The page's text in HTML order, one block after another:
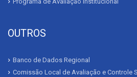
OUTROS
Banco de Dados Regional
Comissão Local de Avaliação e Controle